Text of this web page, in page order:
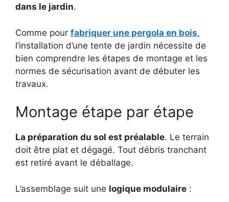
dans le jardin.
Comme pour fabriquer une pergola en bois,
l’installation d’une tente de jardin nécessite de
bien comprendre les étapes de montage et les
normes de sécurisation avant de débuter les
travaux.
Montage étape par étape
La préparation du sol est préalable. Le terrain
doit être plat et dégagé. Tout débris tranchant
est retiré avant le déballage.
L’assemblage suit une logique modulaire :